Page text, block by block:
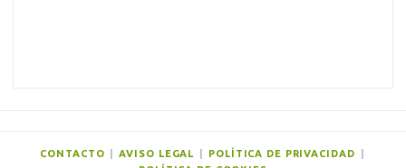
CONTACTO AVISO LEGAL POLÍTICA DE PRIVACIDAD